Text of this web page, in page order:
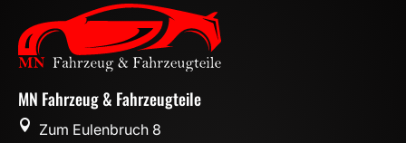
MN Fahrzeug & Fahrzeugteile

Zum Eulenbruch 8